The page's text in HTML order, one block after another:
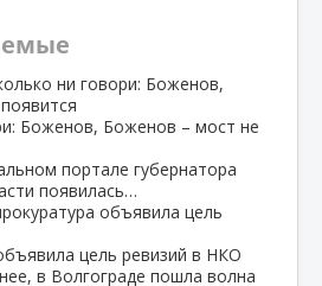
ни говори: Боженов,
портале губернатора
появилась…
объявила цель
в Волгограде пошла волна